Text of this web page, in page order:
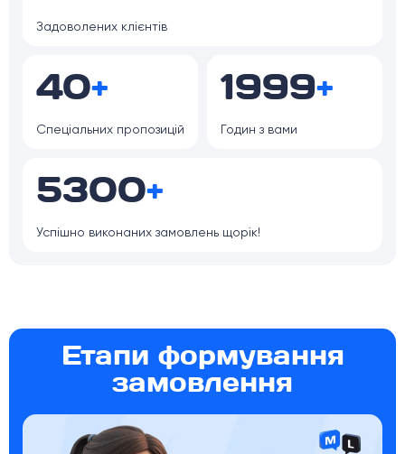
Задоволених клієнтів
40+
Спеціальних пропозицій
1999+
Годин з вами
5300+
Успішно виконаних замовлень щорік!
Етапи формування
замовлення